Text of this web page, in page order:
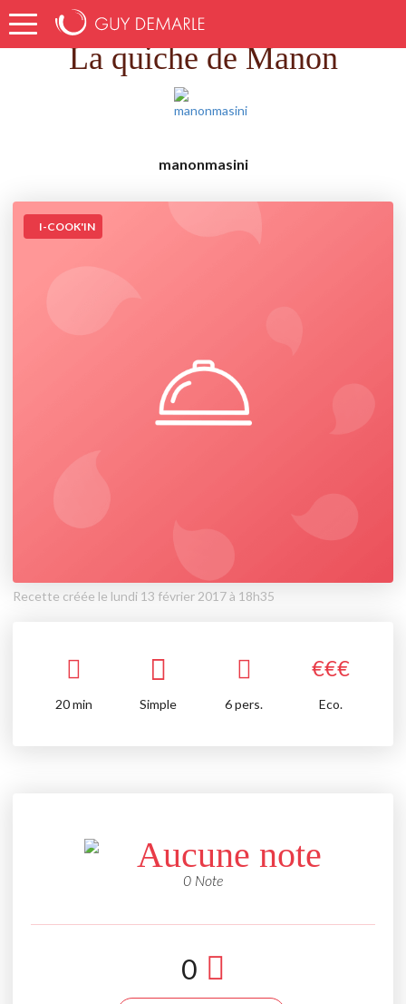
Accueil Recettes La quiche de Manon
La quiche de Manon
manonmasini
I-COOK'IN
Recette créée le lundi 13 février 2017 à 18h35
€€€
20min Simple 6 pers. Eco.
Aucune note
0 Note
0